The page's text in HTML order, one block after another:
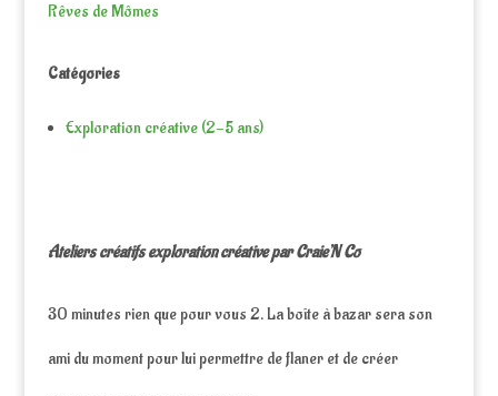
Rêves de Mômes
Catégories
Exploration créative (2-5 ans)
Ateliers créatifs exploration créative par Craie’N Co
30 minutes rien que pour vous 2. La boîte à bazar sera son
ami du moment pour lui permettre de flaner et de créer